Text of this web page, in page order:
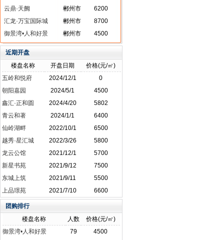
云鼎·天阙
郴州市
6200
汇龙·万宝国际城
郴州市
8700
御景湾•人和好景
郴州市 4500
近期开盘
楼盘名称
开盘日期
价格(元/㎡)
五岭和悦府
2024/12/1
0
朝阳嘉园
2024/5/1
4500
鑫汇·正和圆
2024/4/20
5802
青云和著
2024/1/1
6400
仙岭湖畔
2022/10/1
6500
越秀·星汇城
2022/3/26
5800
龙云公馆
2021/12/1
5700
新星书苑
2021/9/12
7500
东城上筑
2021/9/11
5500
上品璟苑
2021/7/10 6600
团购排行
楼盘名称
人数
价格(元/㎡)
御景湾•人和好景
79
4500